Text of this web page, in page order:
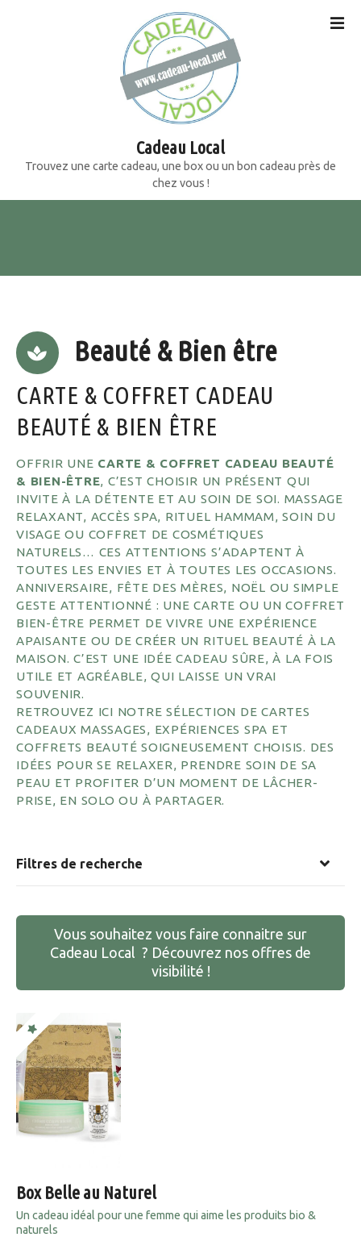
e
Cadeau Local
Trouvez une carte cadeau, une box ou un bon cadeau près de
chez vous !
Beauté & Bien être
CARTE & COFFRET CADEAU
BEAUTÉ & BIEN ÊTRE
OFFRIR UNE CARTE & COFFRET CADEAU BEAUTÉ
& BIEN-ÊTRE, C’EST CHOISIR UN PRÉSENT QUI
INVITE À LA DÉTENTE ET AU SOIN DE SOI. MASSAGE
RELAXANT, ACCÈS SPA, RITUEL HAMMAM, SOIN DU
VISAGE OU COFFRET DE COSMÉTIQUES
NATURELS… CES ATTENTIONS S’ADAPTENT À
TOUTES LES ENVIES ET À TOUTES LES OCCASIONS.
ANNIVERSAIRE, FÊTE DES MÈRES, NOËL OU SIMPLE
GESTE ATTENTIONNÉ : UNE CARTE OU UN COFFRET
BIEN-ÊTRE PERMET DE VIVRE UNE EXPÉRIENCE
APAISANTE OU DE CRÉER UN RITUEL BEAUTÉ À LA
MAISON. C’EST UNE IDÉE CADEAU SÛRE, À LA FOIS
UTILE ET AGRÉABLE, QUI LAISSE UN VRAI
SOUVENIR.
RETROUVEZ ICI NOTRE SÉLECTION DE CARTES
CADEAUX MASSAGES, EXPÉRIENCES SPA ET
COFFRETS BEAUTÉ SOIGNEUSEMENT CHOISIS. DES
IDÉES POUR SE RELAXER, PRENDRE SOIN DE SA
PEAU ET PROFITER D’UN MOMENT DE LÂCHER-
PRISE, EN SOLO OU À PARTAGER.
Filtres de recherche
Vous souhaitez vous faire connaitre sur
Cadeau Local ? Découvrez nos offres de
visibilité !
Box Belle au Naturel
Un cadeau idéal pour une femme qui aime les produits bio &
naturels